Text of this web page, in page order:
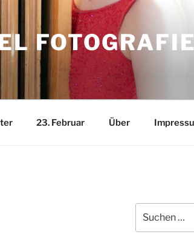
FOTOGRAFIE
23. Februar Über
nach: